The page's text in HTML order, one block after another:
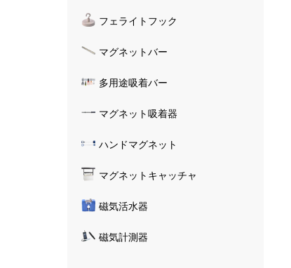
フェライトフック
マグネットバー
多用途吸着バー
マグネット吸着器
ハンドマグネット
マグネットキャッチャ
磁気活水器
磁気計測器